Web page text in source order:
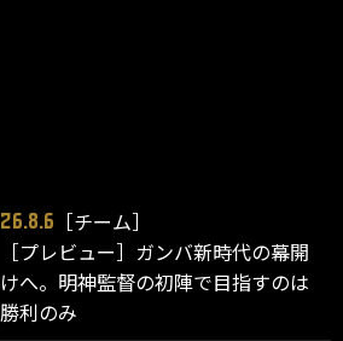
26.8.6
［チーム］
［プレビュー］ガンバ新時代の幕開
けへ。明神監督の初陣で目指すのは
勝利のみ